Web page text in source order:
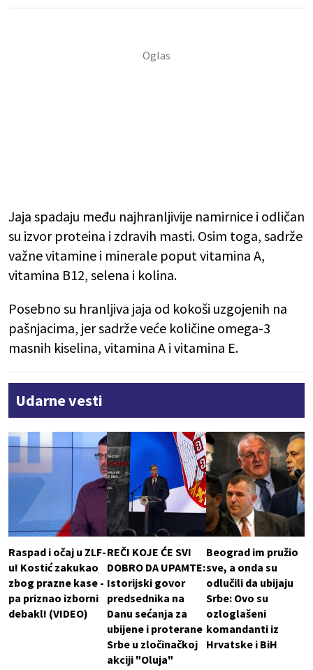
Jaja spadaju među najhranljivije namirnice i odličan
su izvor proteina i zdravih masti. Osim toga, sadrže
važne vitamine i minerale poput vitamina A,
vitamina B12, selena i kolina.
Posebno su hranljiva jaja od kokoši uzgojenih na
pašnjacima, jer sadrže veće količine omega-3
masnih kiselina, vitamina A i vitamina E.
Udarne vesti
Raspad i očaj u ZLF-
u! Kostić zakukao
zbog prazne kase -
pa priznao izborni
debakl! (VIDEO)
REČI KOJE ĆE SVI
DOBRO DA UPAMTE:
Istorijski govor
predsednika na
Danu sećanja za
ubijene i proterane
Srbe u zločinačkoj
akciji "Oluja"
Beograd im pružio
sve, a onda su
odlučili da ubijaju
Srbe: Ovo su
ozloglašeni
komandanti iz
Hrvatske i BiH